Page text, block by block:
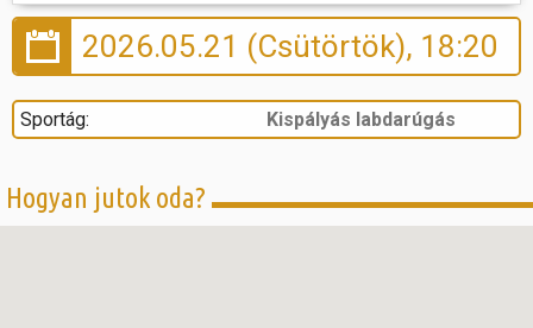
2026.05.21 (Csütörtök), 18:20
Sportág: Kispályás labdarúgás
Hogyan jutok oda?